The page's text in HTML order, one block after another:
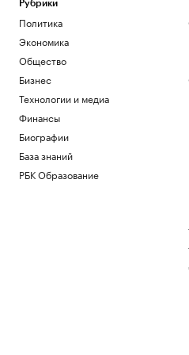
Рубрики
Политика
Экономика
Общество
Бизнес
Технологии и медиа
Финансы
Биографии
База знаний
РБК Образование